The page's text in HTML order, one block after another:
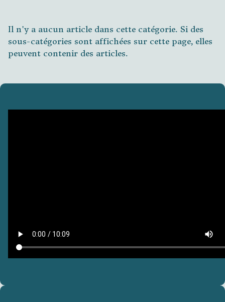
Il n'y a aucun article dans cette catégorie. Si des
sous-catégories sont affichées sur cette page, elles
peuvent contenir des articles.